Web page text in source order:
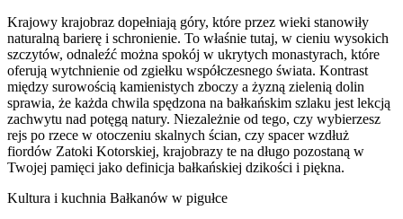
Krajowy krajobraz dopełniają góry, które przez wieki stanowiły
naturalną barierę i schronienie. To właśnie tutaj, w cieniu wysokich
szczytów, odnaleźć można spokój w ukrytych monastyrach, które
oferują wytchnienie od zgiełku współczesnego świata. Kontrast
między surowością kamienistych zboczy a żyzną zielenią dolin
sprawia, że każda chwila spędzona na bałkańskim szlaku jest lekcją
zachwytu nad potęgą natury. Niezależnie od tego, czy wybierzesz
rejs po rzece w otoczeniu skalnych ścian, czy spacer wzdłuż
fiordów Zatoki Kotorskiej, krajobrazy te na długo pozostaną w
Twojej pamięci jako definicja bałkańskiej dzikości i piękna.
Kultura i kuchnia Bałkanów w pigułce